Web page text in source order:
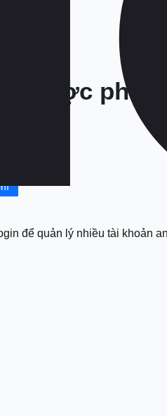
lược phát
để quản lý nhiều tài khoản